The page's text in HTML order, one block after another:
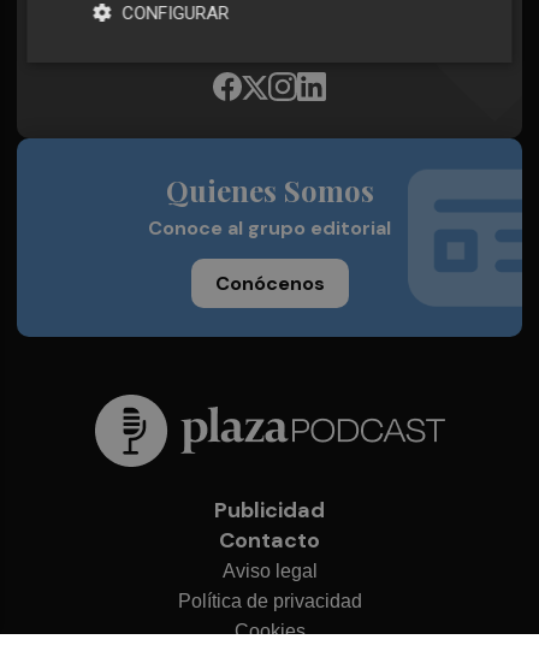
Plaza Podcast, desde cualquier medio
Quienes Somos
Conoce al grupo editorial
Conócenos
Publicidad
Contacto
Aviso legal
Política de privacidad
Cookies
CONFIGURAR